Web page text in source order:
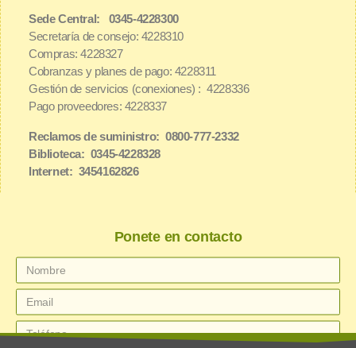
Sede Central: 0345-4228300
Secretaría de consejo: 4228310
Compras: 4228327
Cobranzas y planes de pago: 4228311
Gestión de servicios (conexiones) : 4228336
Pago proveedores: 4228337
Reclamos de suministro: 0800-777-2332
Biblioteca: 0345-4228328
Internet: 3454162826
Ponete en contacto